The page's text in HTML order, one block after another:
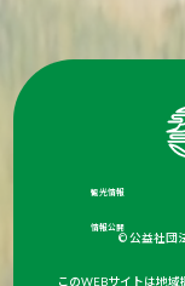
観光情報
情報公開
© 公益社団
このWEBサイトは地域